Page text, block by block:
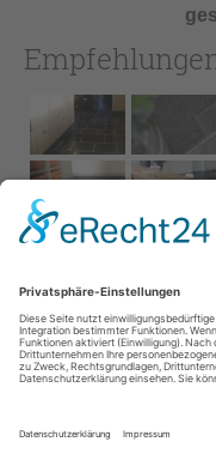
Impressum
AGB
Service